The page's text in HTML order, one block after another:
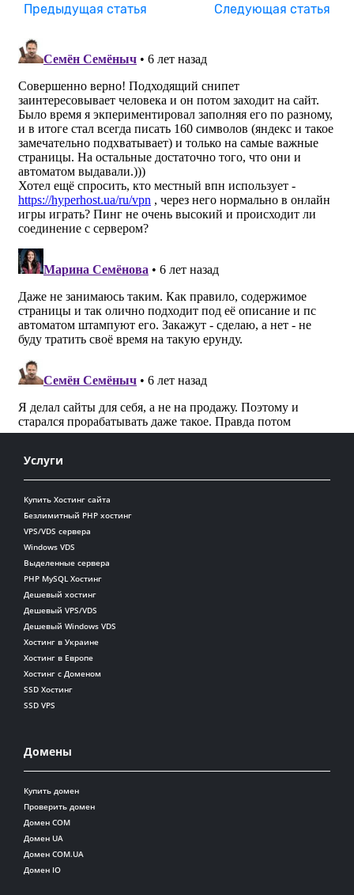
Предыдущая статья Следующая статья
Услуги
Купить Хостинг сайта
Безлимитный PHP хостинг
VPS/VDS сервера
Windows VDS
Выделенные сервера
PHP MySQL Хостинг
Дешевый хостинг
Дешевый VPS/VDS
Дешевый Windows VDS
Хостинг в Украине
Хостинг в Европе
Хостинг с Доменом
SSD Хостинг
SSD VPS
Домены
Купить домен
Проверить домен
Домен COM
Домен UA
Домен COM.UA
Домен IO